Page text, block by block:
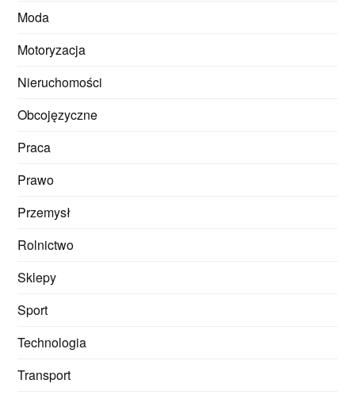
Moda
Motoryzacja
Nieruchomości
Obcojęzyczne
Praca
Prawo
Przemysł
Rolnictwo
Sklepy
Sport
Technologia
Transport